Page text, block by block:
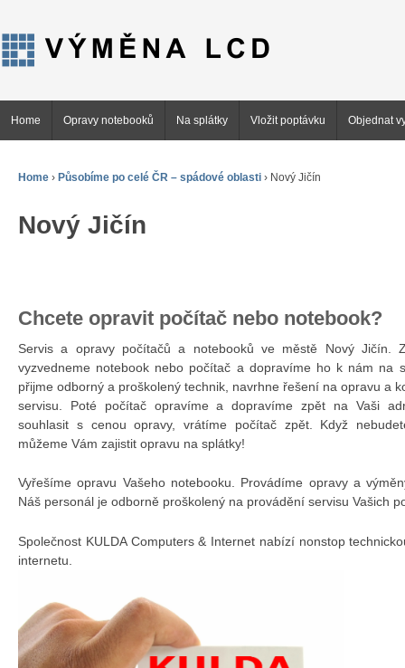
Home Opravy notebooků Na splátky Vložit poptávku Objednat
Home › Působíme po celé ČR – spádové oblasti › Nový Jičín
Nový Jičín
Chcete opravit počítač nebo notebook?
Servis a opravy počítačů a notebooků ve městě Nový Jičín.
vyzvedneme notebook nebo počítač a dopravíme ho k nám na
přijme odborný a proškolený technik, navrhne řešení na opravu a
servisu. Poté počítač opravíme a dopravíme zpět na Vaši
souhlasit s cenou opravy, vrátíme počítač zpět. Když
můžeme Vám zajistit opravu na splátky!
Vyřešíme opravu Vašeho notebooku. Provádíme opravy a
Náš personál je odborně proškolený na provádění servisu Vašich
Společnost KULDA Computers & Internet nabízí nonstop
internetu.